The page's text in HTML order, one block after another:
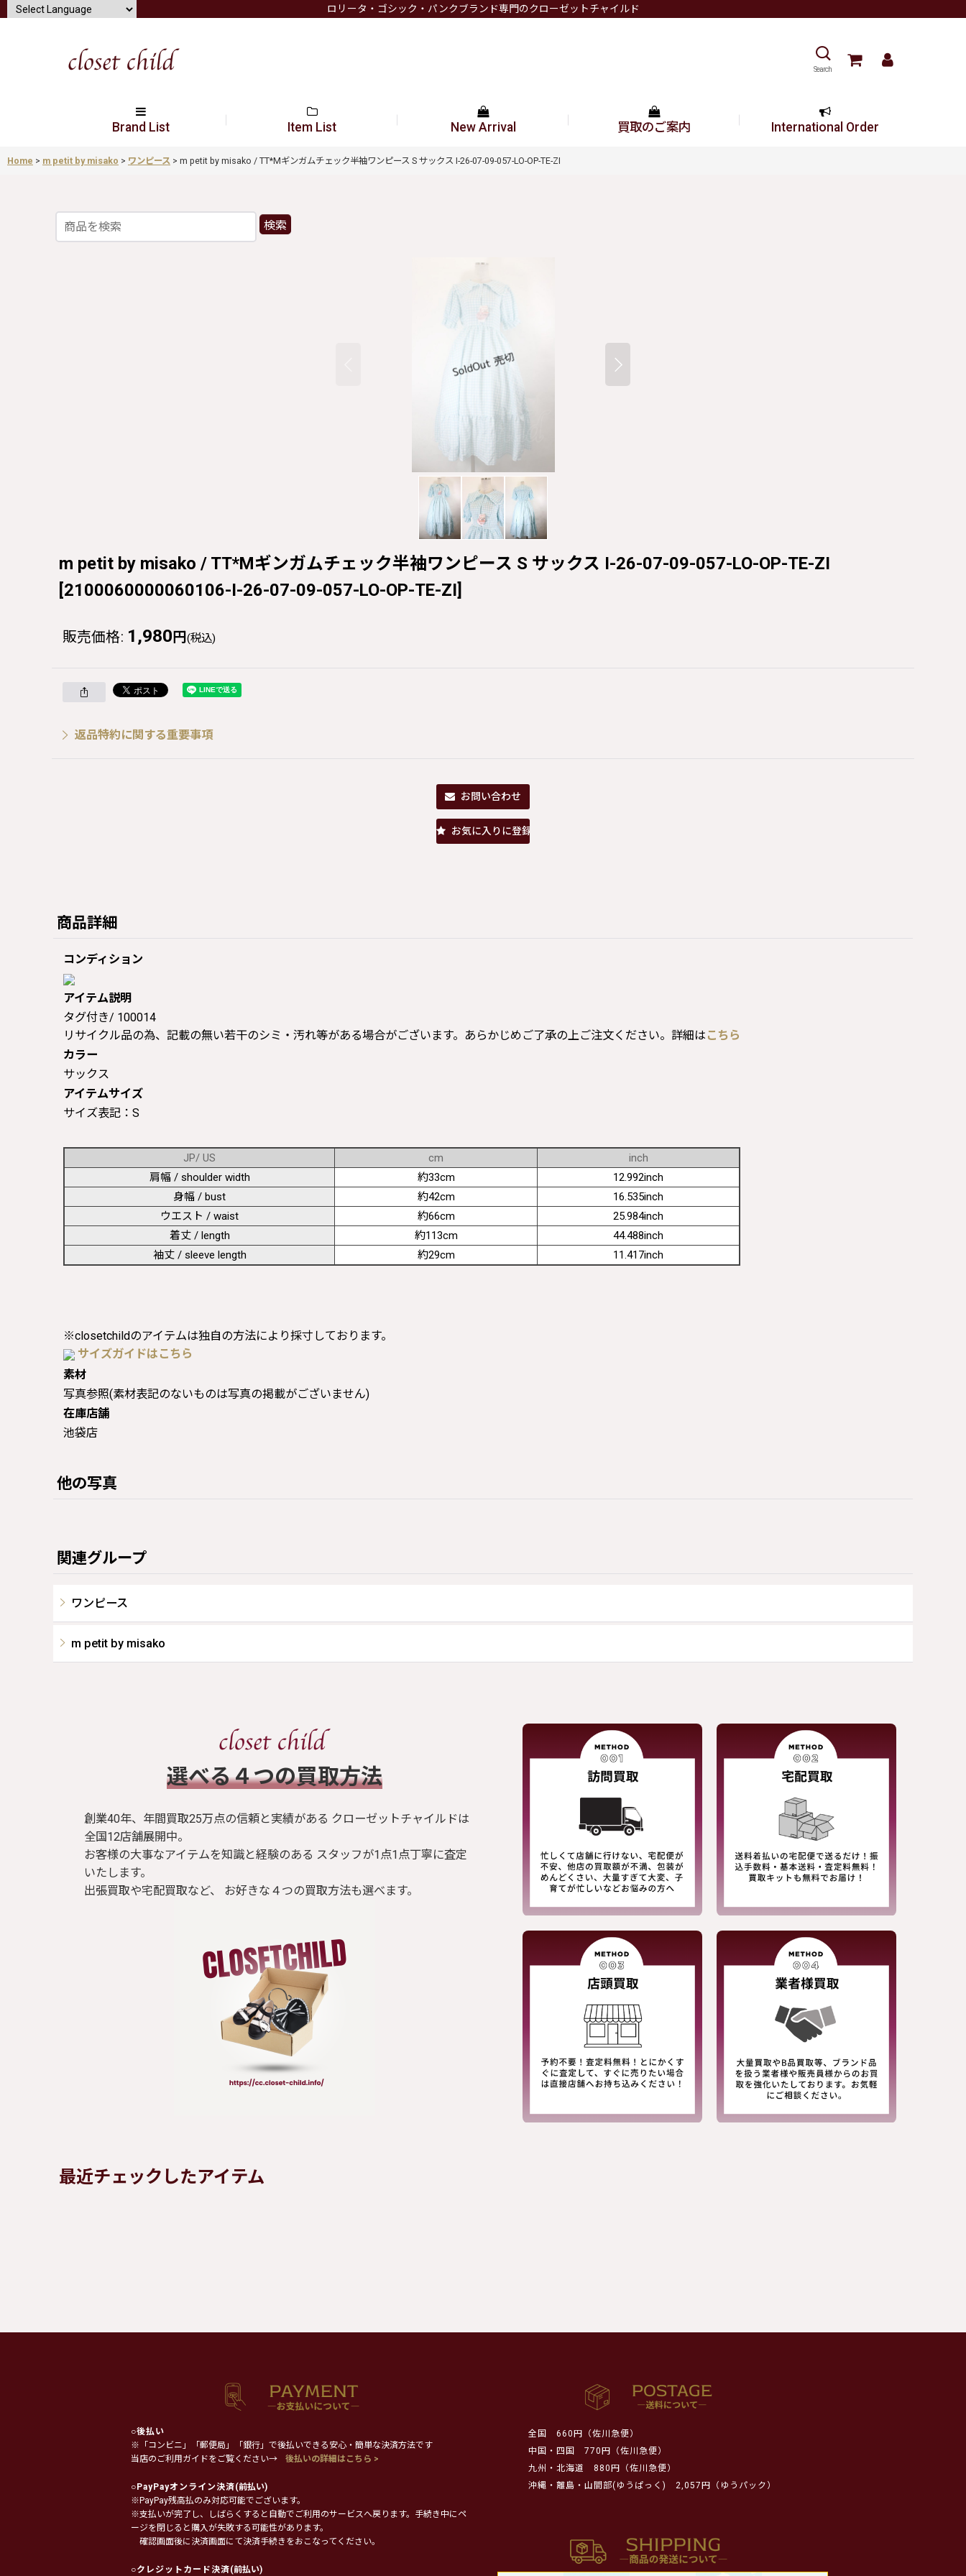
ロリータ・ゴシック・パンクブランド専門のクローゼットチャイルド
Search
Brand List Item List New Arrival 買取のご案内 International Order
Home > m petit by misako > ワンピース > m petit by misako / TT*Mギンガムチェック半袖ワンピース S サックス I-26-07-09-057-LO-OP-TE-ZI
検索
m petit by misako / TT*Mギンガムチェック半袖ワンピース S サックス I-26-07-09-057-LO-OP-TE-ZI
[2100060000060106-I-26-07-09-057-LO-OP-TE-ZI]
販売価格: 1,980 円 (税込)
返品特約に関する重要事項
お問い合わせ
お気に入りに登録
商品詳細
コンディション
アイテム説明
タグ付き/ 100014
リサイクル品の為、記載の無い若干のシミ・汚れ等がある場合がございます。あらかじめご了承の上ご注文ください。詳細は こちら
カラー
サックス
アイテムサイズ
サイズ表記：S
JP/ US cm
inch
肩幅 / shoulder width
約33cm
12.992inch
身幅 / bust
約42cm
16.535inch
ウエスト / waist
約66cm
25.984inch
着丈 / length
約113cm
44.488inch
袖丈 / sleeve length
約29cm 11.417inch
※closetchildのアイテムは独自の方法により採寸しております。
サイズガイドはこちら
素材
写真参照(素材表記のないものは写真の掲載がございません)
在庫店舗
池袋店
他の写真
関連グループ
ワンピース
m petit by misako
​選べる４つの買取方法
創業40年、年間買取25万点の信頼と実績がある クローゼットチャイルドは
全国12店舗展開中。
お客様の大事なアイテムを知識と経験のある スタッフが1点1点丁寧に査定
いたします。
出張買取や宅配買取など、 お好きな４つの買取方法も選べます。
最近チェックしたアイテム
○後払い
※「コンビニ」「郵便局」「銀行」で後払いできる安心・簡単な決済方法です
当店のご利用ガイドをご覧ください→
後払いの詳細はこちら >
○PayPayオンライン決済(前払い)
※PayPay残高払のみ対応可能でございます。
※支払いが完了し、しばらくすると自動でご利用のサービスへ戻ります。手続き中にペ
ージを閉じると購入が失敗する可能性があります。
確認画面後に決済画面にて決済手続きをおこなってください。
○クレジットカード決済(前払い)
全国
660円（佐川急便）
中国・四国
770円（佐川急便）
九州・北海道
880円（佐川急便）
沖縄・離島・山間部(ゆうぱっく)
2,057円（ゆうパック）